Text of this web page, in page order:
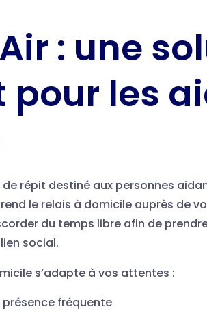
: une
pour les
de répit destiné aux personnes
le relais à domicile auprès de
du temps libre afin de
social.
s’adapte à vos attentes :
fréquente